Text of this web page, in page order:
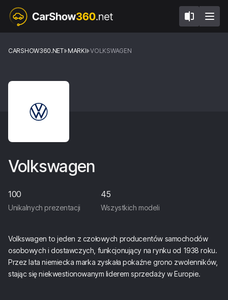
CARSHOW360.NET MARKI VOLKSWAGEN
Volkswagen
100
Unikalnych prezentacji
45
Wszystkich modeli
Volkswagen to jeden z czołowych producentów samochodów
osobowych i dostawczych, funkcjonujący na rynku od 1938 roku.
Przez lata niemiecka marka zyskała pokaźne grono zwolenników,
stając się niekwestionowanym liderem sprzedaży w Europie.